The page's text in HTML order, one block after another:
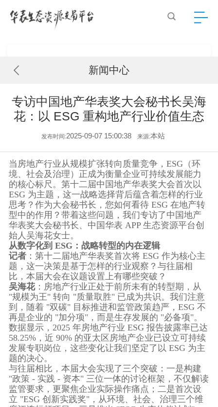
新闻中心
专访中国地产华表奖大会秘书长吴海
花：以 ESG 重构地产行业价值生态
发布时间:2025-09-07 15:00:38 来源:本站
当房地产行业从规模扩张转向质量竞争，ESG（环
境、社会及治理）正成为衡量企业可持续发展能力
的核心标尺。第十二届中国地产华表奖大会首次以
ESG 为主题，这一战略选择背后蕴含着怎样的行业
思考？作为大会秘书长，您如何看待 ESG 在地产转
型中的作用？带着这些问题，我们专访了中国地产
华表奖大会秘书长、中国华表 APP 生态资源平台创
始人吴海花女士。
从数字化到 ESG：战略转型的内在逻辑
记者：第十二届地产华表奖首次将 ESG 作为核心主
题，这一决策是基于怎样的行业观察？与往届相
比，本届大会在议题设置上有哪些突破？
吴海花：房地产行业正处于前所未有的转型期，从
"规模为王" 转向 "质量取胜" 已成为共识。我们注意
到，随着 "双碳" 目标推进和监管政策趋严，ESG 不
再是企业的 "加分项"，而是生存发展的 "必备项"。
数据显示，2025 年房地产行业 ESG 报告披露率已达
58.25%，近 90% 的亚太区房地产企业已设立可持续
发展专职岗位，这些变化让我们坚定了以 ESG 为主
题的决心。
与往届相比，本届大会实现了三个突破：一是构建
"政策 - 实践 - 资本" 三位一体的讨论框架，不仅解读
监管要求，更聚焦企业实际操作痛点；二是首次设
立 "ESG 创新实践奖"，从环境、社会、治理三个维